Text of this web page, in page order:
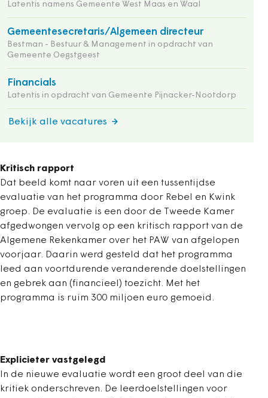
Latentis namens Gemeente West Maas en Waal
Gemeentesecretaris/Algemeen directeur
Bestman - Bestuur & Management in opdracht van
Gemeente Oegstgeest
Financials
Latentis in opdracht van Gemeente Pijnacker-Nootdorp
Bekijk alle vacatures
Kritisch rapport
Dat beeld komt naar voren uit een tussentijdse
evaluatie van het programma door Rebel en Kwink
groep. De evaluatie is een door de Tweede Kamer
afgedwongen vervolg op een kritisch rapport van de
Algemene Rekenkamer over het PAW van afgelopen
voorjaar. Daarin werd gesteld dat het programma
leed aan voortdurende veranderende doelstellingen
en gebrek aan (financieel) toezicht. Met het
programma is ruim 300 miljoen euro gemoeid.
Explicieter vastgelegd
In de nieuwe evaluatie wordt een groot deel van die
kritiek onderschreven. De leerdoelstellingen voor